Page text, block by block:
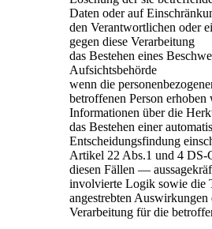
Daten oder auf
den Verantwortlichen oder
gegen diese Verarbeitung
das Bestehen eines
Aufsichtsbehörde
wenn die
betroffenen Person
Informationen über die
das Bestehen einer
Entscheidungsfindung
Artikel 22 Abs.1 und 4
diesen Fällen —
involvierte Logik sowie die
angestrebten Auswirkungen
Verarbeitung für die